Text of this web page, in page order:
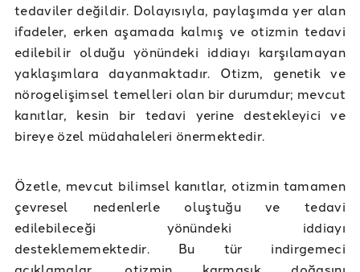
tedaviler değildir. Dolayısıyla, paylaşımda yer alan
ifadeler, erken aşamada kalmış ve otizmin tedavi
edilebilir olduğu yönündeki iddiayı karşılamayan
yaklaşımlara dayanmaktadır. Otizm, genetik ve
nörogelişimsel temelleri olan bir durumdur; mevcut
kanıtlar, kesin bir tedavi yerine destekleyici ve
bireye özel müdahaleleri önermektedir.
Özetle, mevcut bilimsel kanıtlar, otizmin tamamen
çevresel nedenlerle oluştuğu ve tedavi
edilebileceği yönündeki iddiayı
desteklememektedir. Bu tür indirgemeci